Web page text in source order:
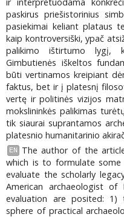
ir interpretuodama
paskirus priešistorinius
pasiekimai keliant plataus
kaip kontroversiški, ypač
palikimo ištirtumo lygį,
Gimbutienės iškeltos
būti vertinamos kreipiant
faktus, bet ir į platesnį
vertę ir politinės vizijos
mokslininkės palikimas
tik siaurai suprantamos
platesnio humanitarinio
EN
The author of the
which is to formulate some
evaluate the scholarly
American archaeologist
evaluation are posited:
sphere of practical